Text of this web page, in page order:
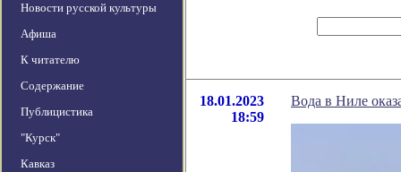
Новости русской культуры
Афиша
К читателю
Содержание
Публицистика
"Курск"
Кавказ
18.01.2023
18:59
Вода в Ниле